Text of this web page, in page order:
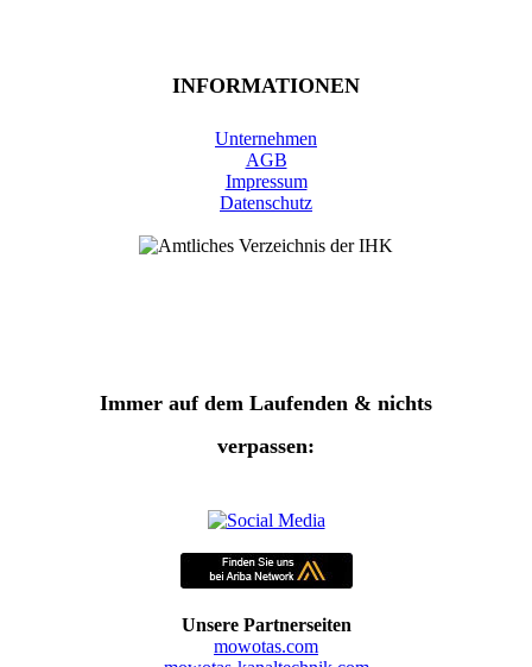
INFORMATIONEN
Unternehmen
AGB
Impressum
Datenschutz
Immer auf dem Laufenden & nichts
verpassen:
Unsere Partnerseiten
mowotas.com